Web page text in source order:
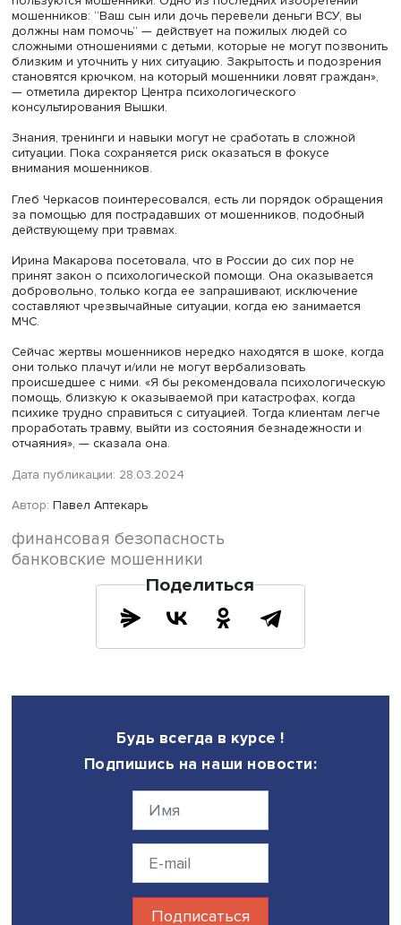
не берут предоплату за прием на работу, регистрацию
конференцию или обнаруженное наследство.
ДиректорЦентра психологического консультирования
ВШЭИрина Макароваподчеркнула: в помощи
нуждаются все пострадавшие. Потеря денег — это
мошенников, гораздо большие потери связаны с
деструктивными влияниями на личность и ее
восстановить нормальное отношение к себе после
происшедшего.
Макарова уверена: родственникам ни в коем случае не
следует упрекать жертву в происшедшем, усугубляя
вины, потери и беспомощности. Еще одна трудность
— скептическое отношение сотрудников
отношение, изучать, какие люди и почему попадают в
тогда появится больше фактуры, чтобы найти новые
психологической самообороны», — сказала она.
По мнению эксперта НИУ ВШЭ, нужно не только
новые препятствия для преступников, но и готовить
психологически к противостоянию мошенникам, чьи
алгоритмы не изменились с давних времен: лишить
способности к критическому мышлению и заставить
согласиться на предложения манипуляторов.
«Мы все уязвимы, и состояние уязвимости — это то, чем
пользуются мошенники. Одно из последних